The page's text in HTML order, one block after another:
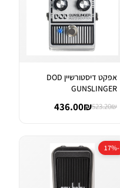
אפקט דיסטורשיין DOD
GUNSLINGER
523.20₪
436.00₪
-17%